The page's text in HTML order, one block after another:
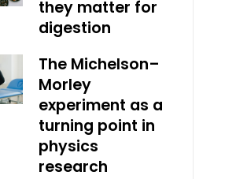
they matter for
digestion
The Michelson–
Morley
experiment as a
turning point in
physics
research